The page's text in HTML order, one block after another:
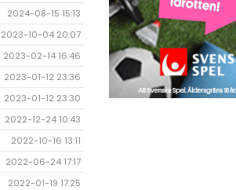
2024-08-15 15:13
2023-10-04 20:07
2023-02-14 16:46
2023-01-12 23:36
2023-01-12 23:30
2022-12-24 10:43
2022-10-16 13:11
2022-06-24 17:17
2022-01-19 17:25